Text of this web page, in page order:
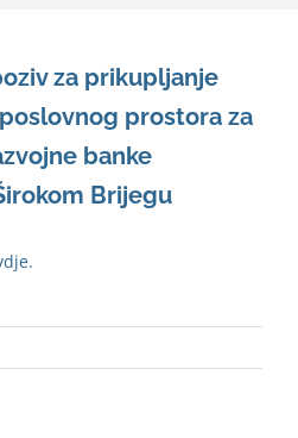
za prikupljanje
prostora za
banke
Brijegu